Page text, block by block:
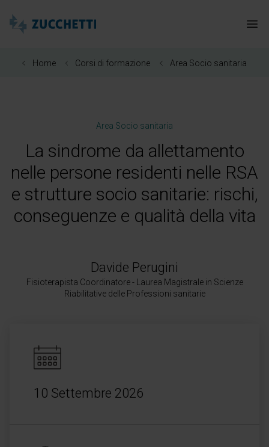
Zucchetti Healthcare
Home Corsi di formazione Area Socio sanitaria
Area Socio sanitaria
La sindrome da allettamento
nelle persone residenti nelle RSA
e strutture socio sanitarie: rischi,
conseguenze e qualità della vita
Davide Perugini
Fisioterapista Coordinatore - Laurea Magistrale in Scienze
Riabilitative delle Professioni sanitarie
10 Settembre 2026